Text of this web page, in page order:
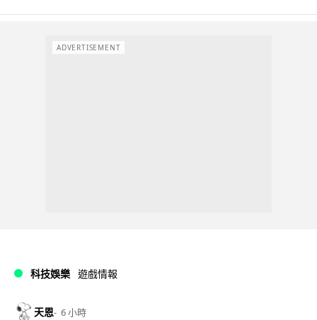
ADVERTISEMENT
科技娛樂 遊戲情報
天恩 6 小時